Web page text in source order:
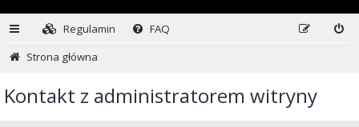
Regulamin
FAQ
Strona główna
Kontakt z administratorem witryny